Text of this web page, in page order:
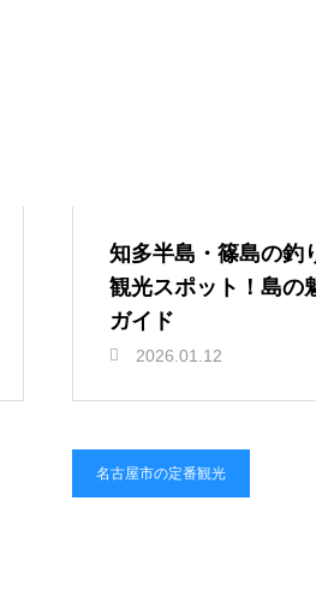
知多半島・篠島の釣
観光スポット！島の
ガイド
2026.01.12
名古屋市の定番観光